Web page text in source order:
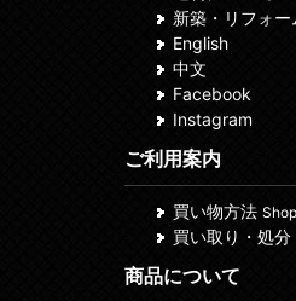
新築・リフォー
English
中文
Facebook
Instagram
ご利用案内
買い物方法
買い取り・処分
商品について